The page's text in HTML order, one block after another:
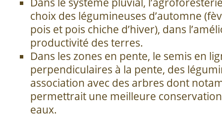
choix des légumineuses d’automne
pois et pois chiche d’hiver), dans
productivité des terres.
Dans les zones en pente, le semis en
perpendiculaires à la pente, des
association avec des arbres dont
permettrait une meilleure
eaux.